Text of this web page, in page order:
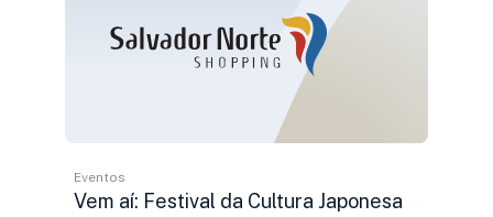
Eventos
Vem aí: Festival da Cultura Japonesa